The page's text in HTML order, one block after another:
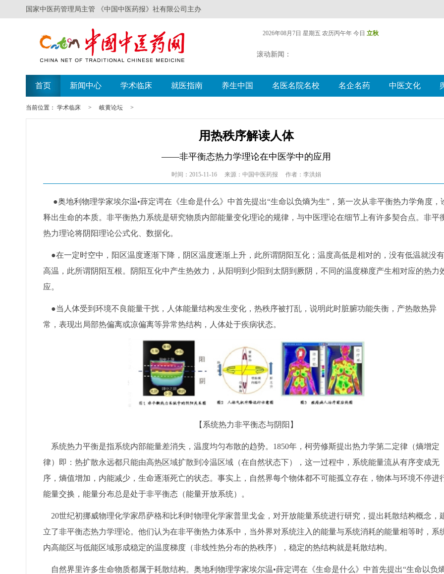
国家中医药管理局主管 《中国中医药报》社有限公司主办
2026年08月7日 星期五 农历丙午年 今日 立秋
滚动新闻：
首页 新闻中心 学术临床 就医指南 养生中国 名医名院名校 名企名药 中医文化
当前位置： 学术临床 > 岐黄论坛 >
用热秩序解读人体
——非平衡态热力学理论在中医学中的应用
时间：2015-11-16 来源：中国中医药报 作者：李洪娟
●奥地利物理学家埃尔温•薛定谔在《生命是什么》中首先提出“生命以负熵为生”，第一次从非平衡热力学角度，
释出生命的本质。非平衡热力系统是研究物质内部能量变化理论的规律，与中医理论在细节上有许多契合点。非平
热力理论将阴阳理论公式化、数据化。
●在一定时空中，阳区温度逐渐下降，阴区温度逐渐上升，此所谓阴阳互化；温度高低是相对的，没有低温就没有
高温，此所谓阴阳互根。阴阳互化中产生热效力，从阳明到少阳到太阴到厥阴，不同的温度梯度产生相对应的热力
应。
●当人体受到环境不良能量干扰，人体能量结构发生变化，热秩序被打乱，说明此时脏腑功能失衡，产热散热异
常，表现出局部热偏离或凉偏离等异常热结构，人体处于疾病状态。
【系统热力非平衡态与阴阳】
系统热力平衡是指系统内部能量差消失，温度均匀布散的趋势。1850年，柯劳修斯提出热力学第二定律（熵增定
律）即：热扩散永远都只能由高热区域扩散到冷温区域（在自然状态下），这一过程中，系统能量流从有序变成无
序，熵值增加，内能减少，生命逐渐死亡的状态。事实上，自然界每个物体都不可能孤立存在，物体与环境不停进
能量交换，能量分布总是处于非平衡态（能量开放系统）。
20世纪初挪威物理化学家昂萨格和比利时物理化学家普里戈金，对开放能量系统进行研究，提出耗散结构概念，
立了非平衡态热力学理论。他们认为在非平衡热力体系中，当外界对系统注入的能量与系统消耗的能量相等时，系
内高能区与低能区域形成稳定的温度梯度（非线性热分布的热秩序），稳定的热结构就是耗散结构。
自然界里许多生命物质都属于耗散结构。奥地利物理学家埃尔温•薛定谔在《生命是什么》中首先提出“生命以负